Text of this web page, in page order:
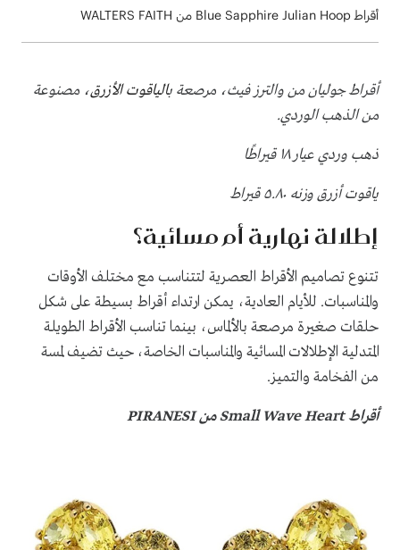
أقراط Blue Sapphire Julian Hoop من WALTERS FAITH
أقراط جوليان من والترز فيث، مرصعة بالياقوت الأزرق، مصنوعة
من الذهب الوردي.
ذهب وردي عيار ١٨ قيراطًا
ياقوت أزرق وزنه ٥.٨٠ قيراط
إطلالة نهارية أم مسائية؟
تتنوع تصاميم الأقراط العصرية لتتناسب مع مختلف الأوقات
والمناسبات. للأيام العادية، يمكن ارتداء أقراط بسيطة على شكل
حلقات صغيرة مرصعة بالألماس، بينما تناسب الأقراط الطويلة
المتدلية الإطلالات المسائية والمناسبات الخاصة، حيث تضيف لمسة
من الفخامة والتميز.
أقراط Small Wave Heart من PIRANESI